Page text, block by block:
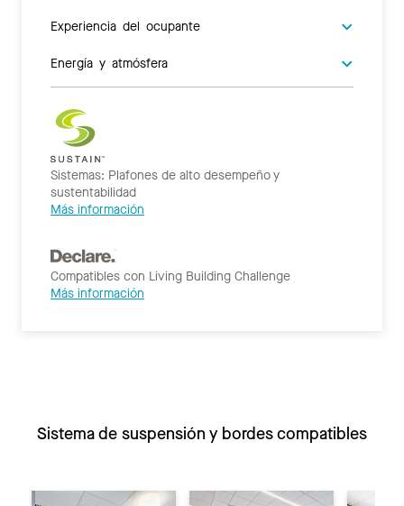
Experiencia del ocupante
Energía y atmósfera
Sistemas: Plafones de alto desempeño y
sustentabilidad
Más información
Compatibles con Living Building Challenge
Más información
Sistema de suspensión y bordes compatibles